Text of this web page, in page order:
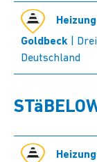
Goldbeck |
Deutschland